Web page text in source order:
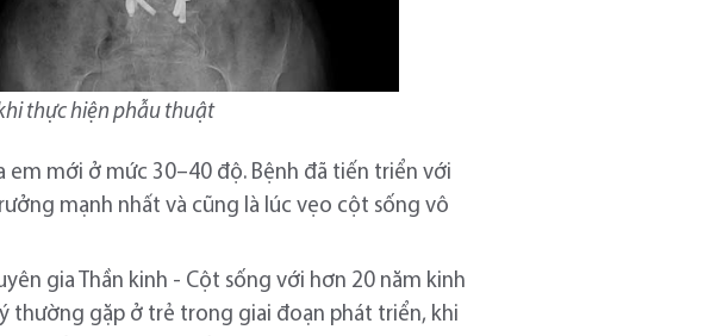
thực hiện phẫu thuật
mới ở mức 30–40 độ. Bệnh đã tiến triển với
mạnh nhất và cũng là lúc vẹo cột sống vô
gia Thần kinh - Cột sống với hơn 20 năm kinh
thường gặp ở trẻ trong giai đoạn phát triển, khi